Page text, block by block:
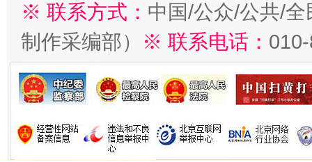
※ 联系方式： 中国/公众/公共/
制作采编部）
※ 联系电话：